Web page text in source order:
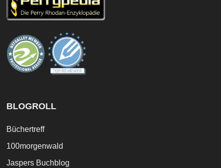
BLOGROLL
Büchertreff
100morgenwald
Jaspers Buchblog